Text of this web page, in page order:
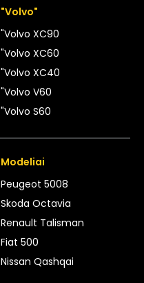
"Volvo"
"Volvo XC90
"Volvo XC60
"Volvo XC40
"Volvo V60
"Volvo S60
Modeliai
Peugeot 5008
Skoda Octavia
Renault Talisman
Fiat 500
Nissan Qashqai